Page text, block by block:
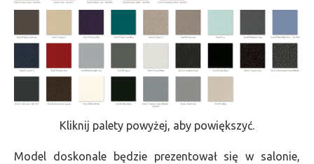
Kliknij palety powyżej, aby powiększyć.
Model doskonale będzie prezentował się w salonie,